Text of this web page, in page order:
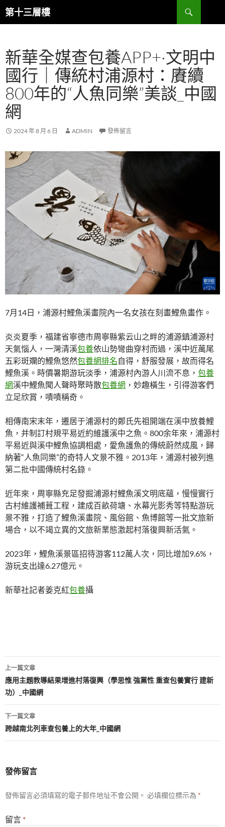
跳
至
內
容
第十三層樓
搜
尋
新華全媒查包養APP+·文明中
國行｜傳統村浦源村：賡續
800年的“人魚同樂”美談_中國
網
2024 年 8 月 6 日 ADMIN 發佈留言
7月14日，浦源村鯉魚溪畫院內一名女孩在刻畫鯉魚畫作。
炎炎夏季，福建省寧德市周寧縣紫云山之畔的浦源鎮浦源村
天氣惱人，一灣清溪包養依山勢彎曲穿村而過，溪中近萬尾
五彩斑斕的鯉魚悠然包養網排名自得，舒服發展，故而得名
鯉魚溪。時價暑期游玩淡季，浦源村內游人川流不息， 包養
網溪中鯉魚聞人聲時聚時散包養網 ，妙趣橫生，引得游客們
立足欣賞，嘖嘖稱奇。
相傳南宋末年，遷居于浦源村的鄭氏先祖開端在溪中放養鯉
魚，并制訂村規平易近約維護溪中之魚。800余年來，浦源村
平易近與溪中鯉魚協調相處，愛魚護魚的傳統蔚然成風，歸
納著“人魚同樂”的奇特人文景不雅。2013年，浦源村被列進
第二批中國傳統村名錄。
近年來，周寧縣充足發掘浦源村鯉魚溪文明底蘊，慢慢實行
古村維護補葺工程，建成百畝荷塘、水幕光影秀等特點游玩
景不雅，打造了鯉魚溪畫院、風俗館、魚博館等一批文旅新
場合，以不竭立異的文旅新業態激起村落復興新活氣。
2023年，鯉魚溪景區招待游客112萬人次，同比增加9.6%，
游玩支出達6.27億元。
新華社記者姜克紅包養攝
文
章
導
覽
上一篇文章
應用主題教導結果增進村落復興（學思惟 強黨性 重查包養實行 建新
功）_中國網
下一篇文章
跨越南北列車查包養上的大年_中國網
發佈留言
發佈留言必須填寫的電子郵件地址不會公開。 必填欄位標示為 *
留言 *